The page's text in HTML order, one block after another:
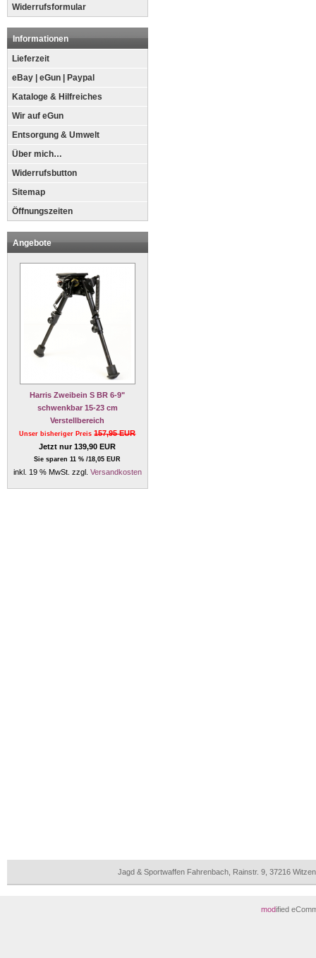
Widerrufsformular
Informationen
Lieferzeit
eBay | eGun | Paypal
Kataloge & Hilfreiches
Wir auf eGun
Entsorgung & Umwelt
Über mich…
Widerrufsbutton
Sitemap
Öffnungszeiten
Angebote
Harris Zweibein S BR 6-9"
schwenkbar 15-23 cm
Verstellbereich
Unser bisheriger Preis157,95 EUR
Jetzt nur 139,90 EUR
Sie sparen 11 % /18,05 EUR
inkl. 19 % MwSt. zzgl. Versandkosten
Jagd & Sportwaffen Fahrenbach, Rainstr. 9, 37216
modified